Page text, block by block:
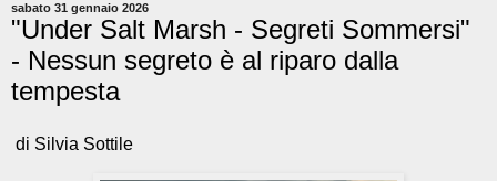
sabato 31 gennaio 2026
"Under Salt Marsh - Segreti Sommersi"
- Nessun segreto è al riparo dalla
tempesta
di Silvia Sottile